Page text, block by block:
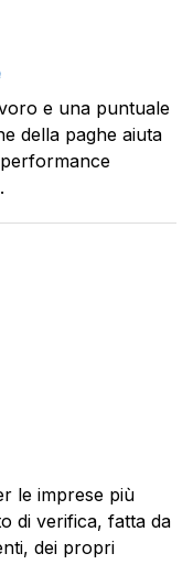
e una puntuale
della paghe aiuta
le imprese più
di verifica, fatta da
dei propri